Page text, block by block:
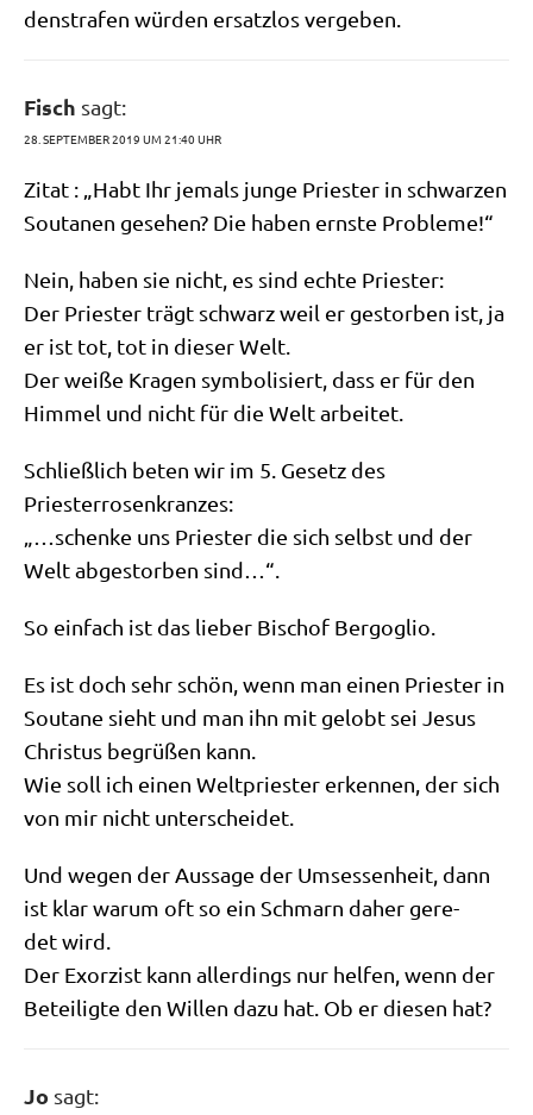
den­stra­fen wür­den ersatz­los vergeben.
Fisch sagt:
28. SEPTEMBER 2019 UM 21:40 UHR
Zitat : „Habt Ihr jemals jun­ge Prie­ster in schwar­zen
Sou­ta­nen gese­hen? Die haben ern­ste Probleme!“
Nein, haben sie nicht, es sind ech­te Priester:
Der Prie­ster trägt schwarz weil er gestor­ben ist, ja
er ist tot, tot in die­ser Welt.
Der wei­ße Kra­gen sym­bo­li­siert, dass er für den
Him­mel und nicht für die Welt arbeitet.
Schließ­lich beten wir im 5. Gesetz des
Priesterrosenkranzes:
„…schen­ke uns Prie­ster die sich selbst und der
Welt abge­stor­ben sind…“.
So ein­fach ist das lie­ber Bischof Bergoglio.
Es ist doch sehr schön, wenn man einen Prie­ster in
Sou­ta­ne sieht und man ihn mit gelobt sei Jesus
Chri­stus begrü­ßen kann.
Wie soll ich einen Welt­prie­ster erken­nen, der sich
von mir nicht unterscheidet.
Und wegen der Aus­sa­ge der Umses­sen­heit, dann
ist klar war­um oft so ein Schmarn daher gere­
det wird.
Der Exor­zist kann aller­dings nur hel­fen, wenn der
Betei­lig­te den Wil­len dazu hat. Ob er die­sen hat?
Jo sagt: